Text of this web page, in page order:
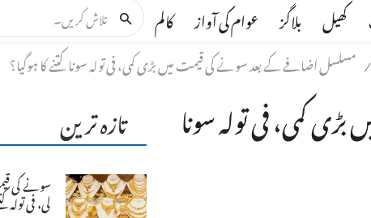
کھیل بلاگز عوام کی آواز کالم
مسلسل اضافے کے بعد سونے کی قیمت میں بڑی کمی، فی تولہ سونا کتنے کا ہوگیا؟ /
کمی، فی تولہ سونا تازہ ترین
سونے کی
لی، فی تولہ